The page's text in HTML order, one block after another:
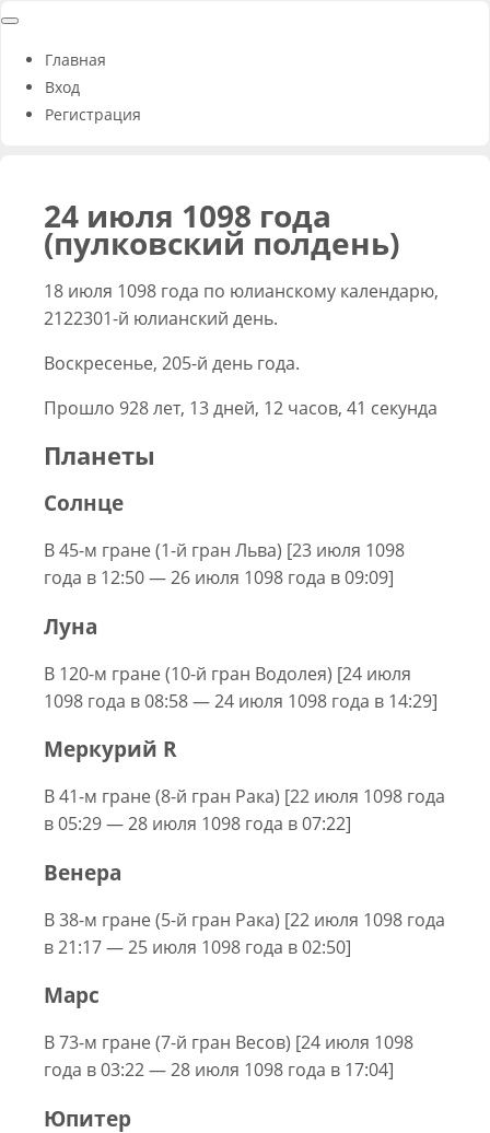
Главная
Вход
Регистрация
24 июля 1098 года
(пулковский полдень)
18 июля 1098 года по юлианскому календарю,
2122301-й юлианский день.
Воскресенье, 205-й день года.
Прошло 928 лет, 13 дней, 12 часов, 41 секунда
Планеты
Солнце
В 45-м гране (1-й гран Льва) [23 июля 1098
года в 12:50 — 26 июля 1098 года в 09:09]
Луна
В 120-м гране (10-й гран Водолея) [24 июля
1098 года в 08:58 — 24 июля 1098 года в 14:29]
Меркурий R
В 41-м гране (8-й гран Рака) [22 июля 1098 года
в 05:29 — 28 июля 1098 года в 07:22]
Венера
В 38-м гране (5-й гран Рака) [22 июля 1098 года
в 21:17 — 25 июля 1098 года в 02:50]
Марс
В 73-м гране (7-й гран Весов) [24 июля 1098
года в 03:22 — 28 июля 1098 года в 17:04]
Юпитер